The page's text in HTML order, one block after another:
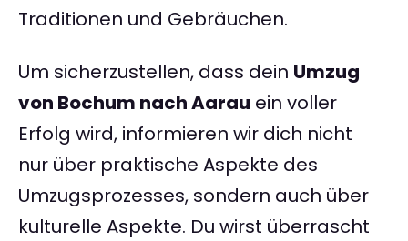
Traditionen und Gebräuchen.
Um sicherzustellen, dass dein Umzug
von Bochum nach Aarau ein voller
Erfolg wird, informieren wir dich nicht
nur über praktische Aspekte des
Umzugsprozesses, sondern auch über
kulturelle Aspekte. Du wirst überrascht